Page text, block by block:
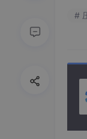
.
影
态
#